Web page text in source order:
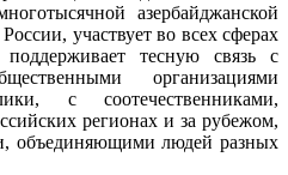
азербайджанской
участвует во всех сферах
поддерживает тесную связь с
организациями
с соотечественниками,
регионах и за рубежом,
объединяющими людей разных